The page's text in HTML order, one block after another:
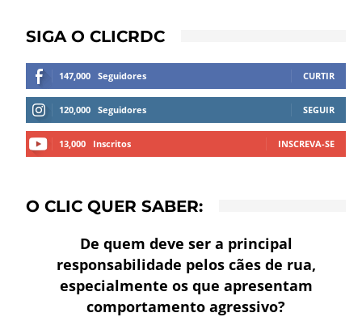
SIGA O CLICRDC
147,000 Seguidores CURTIR
120,000 Seguidores SEGUIR
13,000 Inscritos INSCREVA-SE
O CLIC QUER SABER:
De quem deve ser a principal
responsabilidade pelos cães de rua,
especialmente os que apresentam
comportamento agressivo?